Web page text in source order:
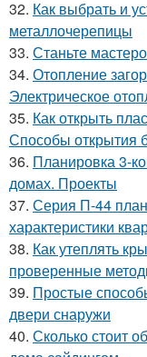
32. Как выбрать и
металлочерепицы
33. Станьте
34. Отопление
Электрическое
35. Как открыть
Способы открытия
36. Планировка 3-
домах. Проекты
37. Серия П-44
характеристики
38. Как утеплять
проверенные
39. Простые
двери снаружи
40. Сколько стоит